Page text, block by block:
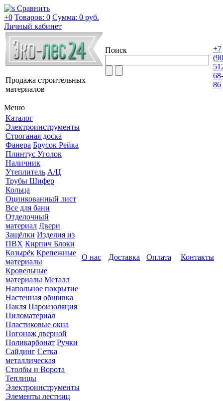
Сравнить
+0 Товаров: 0 Сумма: 0 руб.
Личный кабинет
Продажа строительных
материалов
Поиск
+7
68-
86
Меню
Каталог
Электроинструменты
Строганая доска
Фанера Брусок Рейка
Плинтус Уголок
Наличник
Утеплитель А/Ц
Трубы Шифер
Кольца
Оцинкованный лист
Все для бани
Отделочный
материал Двери
Защёлки Изделия из
ПВХ Кирпич Блоки
Козырёк Крепежные
материалы
Кровельные
материалы Металл
Напольное покрытие
Настенная обшивка
Пакля Пароизоляция
Пиломатериал
Пластиковые окна
Погонаж дверной
Поликарбонат Ручки
Сайдинг Сетка
металлическая
Столбы и Ворота
Теплицы
Электроинструменты
Элементы лестниц
О нас Доставка Оплата Контакты